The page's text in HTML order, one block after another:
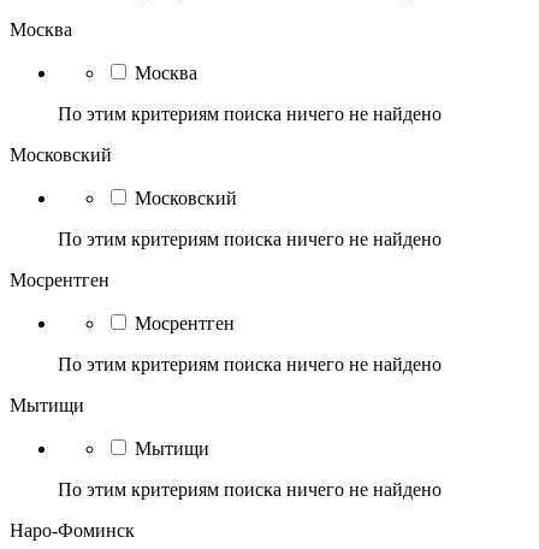
Москва
Москва
По этим критериям поиска ничего не найдено
Московский
Московский
По этим критериям поиска ничего не найдено
Мосрентген
Мосрентген
По этим критериям поиска ничего не найдено
Мытищи
Мытищи
По этим критериям поиска ничего не найдено
Наро-Фоминск